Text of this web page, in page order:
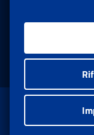
Facebook: